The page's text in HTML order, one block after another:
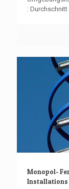
: Durchschnitt
Monopol-
Installations